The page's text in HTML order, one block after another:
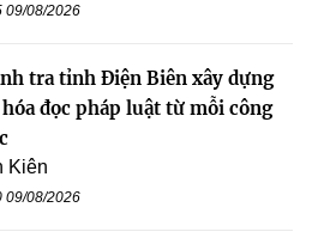
09/08/2026
tra tỉnh Điện Biên xây dựng
đọc pháp luật từ mỗi công
Kiên
09/08/2026